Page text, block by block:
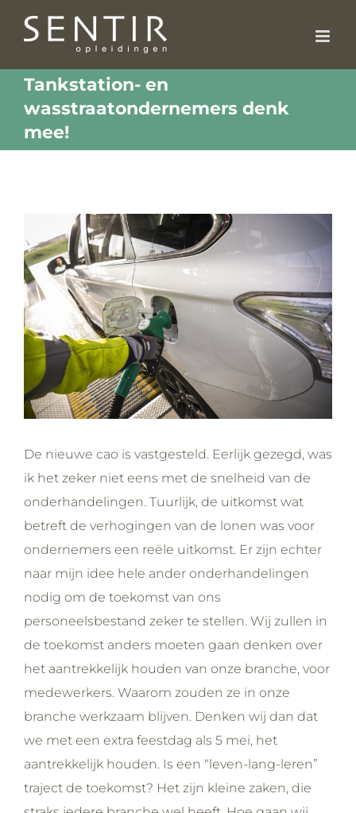
Tankstation- en
wasstraatondernemers denk
mee!
Larger
Image
De nieuwe cao is vastgesteld. Eerlijk gezegd, was
ik het zeker niet eens met de snelheid van de
onderhandelingen. Tuurlijk, de uitkomst wat
betreft de verhogingen van de lonen was voor
ondernemers een reële uitkomst. Er zijn echter
naar mijn idee hele ander onderhandelingen
nodig om de toekomst van ons
personeelsbestand zeker te stellen. Wij zullen in
de toekomst anders moeten gaan denken over
het aantrekkelijk houden van onze branche, voor
medewerkers. Waarom zouden ze in onze
branche werkzaam blijven. Denken wij dan dat
we met een extra feestdag als 5 mei, het
aantrekkelijk houden. Is een “leven-lang-leren”
traject de toekomst? Het zijn kleine zaken, die